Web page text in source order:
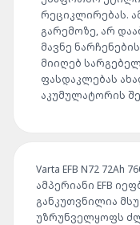
რეციკლირებას.
გარემოზე, არ
მავნე
მიიღებ
ფასდაკლებას
აკუმულატორის
Varta EFB N72 72Ah
ამპერიანი EFB
განკუთვნილია
უზრუნველყოფს